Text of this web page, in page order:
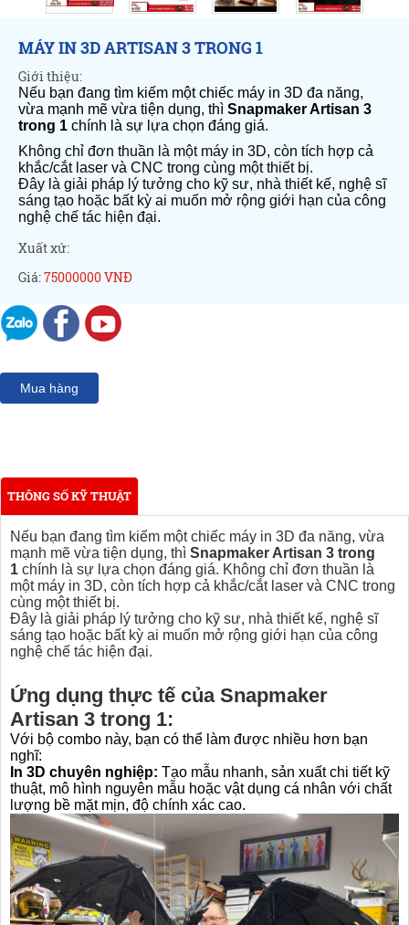
MÁY IN 3D ARTISAN 3 TRONG 1
Giới thiệu:
Nếu bạn đang tìm kiếm một chiếc máy in 3D đa năng,
vừa mạnh mẽ vừa tiện dụng, thì Snapmaker Artisan 3
trong 1 chính là sự lựa chọn đáng giá.
Không chỉ đơn thuần là một máy in 3D, còn tích hợp cả
khắc/cắt laser và CNC trong cùng một thiết bị.
Đây là giải pháp lý tưởng cho kỹ sư, nhà thiết kế, nghệ sĩ
sáng tạo hoặc bất kỳ ai muốn mở rộng giới hạn của công
nghệ chế tác hiện đại.
Xuất xứ:
Giá:75000000 VNĐ
Mua hàng
THÔNG SỐ KỸ THUẬT
Nếu bạn đang tìm kiếm một chiếc máy in 3D đa năng, vừa
mạnh mẽ vừa tiện dụng, thì Snapmaker Artisan 3 trong
1 chính là sự lựa chọn đáng giá. Không chỉ đơn thuần là
một máy in 3D, còn tích hợp cả khắc/cắt laser và CNC trong
cùng một thiết bị.
Đây là giải pháp lý tưởng cho kỹ sư, nhà thiết kế, nghệ sĩ
sáng tạo hoặc bất kỳ ai muốn mở rộng giới hạn của công
nghệ chế tác hiện đại.
Ứng dụng thực tế của Snapmaker
Artisan 3 trong 1:
Với bộ combo này, bạn có thể làm được nhiều hơn bạn
nghĩ:
In 3D chuyên nghiệp: Tạo mẫu nhanh, sản xuất chi tiết kỹ
thuật, mô hình nguyên mẫu hoặc vật dụng cá nhân với chất
lượng bề mặt mịn, độ chính xác cao.